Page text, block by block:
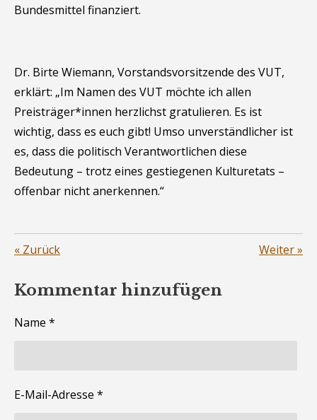
Bundesmittel finanziert.
Dr. Birte Wiemann, Vorstandsvorsitzende des VUT,
erklärt: „Im Namen des VUT möchte ich allen
Preisträger*innen herzlichst gratulieren. Es ist
wichtig, dass es euch gibt! Umso unverständlicher ist
es, dass die politisch Verantwortlichen diese
Bedeutung – trotz eines gestiegenen Kulturetats –
offenbar nicht anerkennen.“
« Zurück Weiter»
Kommentar hinzufügen
Name *
E-Mail-Adresse *